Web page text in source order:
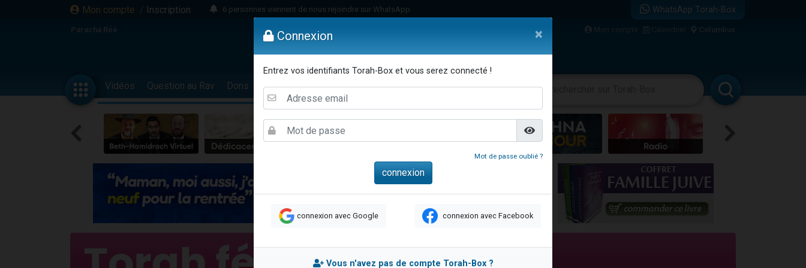
Mon compte / Inscription
6 personnes viennent de nous rejoindre sur WhatsApp
4 personnes viennent de faire un don pour Reloger Rivka, 6 enfants, victime de violences...
4 personnes viennent de nous rejoindre sur WhatsApp
Il reste 49 places pour étudier en groupe sur Zoom
23 personnes viennent de faire un don pour Diane, 80 ans, dans un appartement insalubre
Eva vient de donner son Maasser
4 personnes viennent de nous rejoindre sur WhatsApp
3 personnes viennent de nous rejoindre sur WhatsApp
3 personnes viennent de faire un don pour 5 jours de vacances aux Orphelins
Odaya vient de donner son Maasser
13 personnes viennent de demander une bénédiction
2 personnes viennent de nous rejoindre sur WhatsApp
30 personnes viennent de faire un don pour Sauvez la jambe de Yohan
WhatsApp Torah-Box
Paracha Réé Mon compte Calendrier Columbus
Vidéos Question au Rav Dons Femmes Enfants Etude sur Texte Musique Paracha Divertissements
Connexion ×
Entrez vos identifiants Torah-Box et vous serez connecté !
Mot de passe oublié ?
connexion avec Google connexion avec Facebook
Vous n'avez pas de compte Torah-Box ?